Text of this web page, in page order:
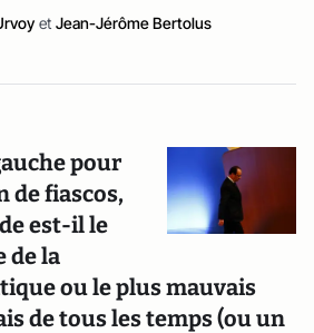
et Jean-Jérôme Bertolus
pour
de fiascos,
est-il le
de la
ou le plus mauvais
de tous les temps (ou un